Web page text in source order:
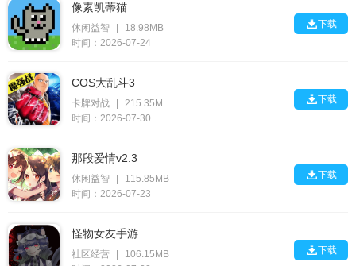
像素凯蒂猫
休闲益智
18.98MB
时间：2026-07-24
下载
COS大乱斗3
卡牌对战
215.35M
时间：2026-07-30
下载
那段爱情v2.3
休闲益智
115.85MB
时间：2026-07-23
下载
怪物女友手游
社区经营
106.15MB
下载